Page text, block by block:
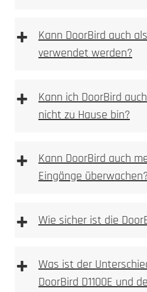
+
Kann DoorBird auch
verwendet werden?
+
Kann ich DoorBird
nicht zu Hause bin?
+
Kann DoorBird auch
Eingänge
+ Wie sicher ist die
+
Was ist der
DoorBird D1100E und